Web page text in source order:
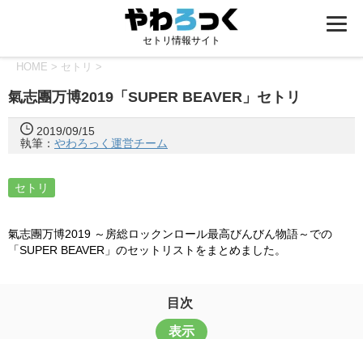
セトリ情報サイト
HOME > セトリ >
氣志團万博2019「SUPER BEAVER」セトリ
2019/09/15
執筆： やわろっく運営チーム
セトリ
氣志團万博2019 ～房総ロックンロール最高びんびん物語～での
「SUPER BEAVER」のセットリストをまとめました。
目次
表示